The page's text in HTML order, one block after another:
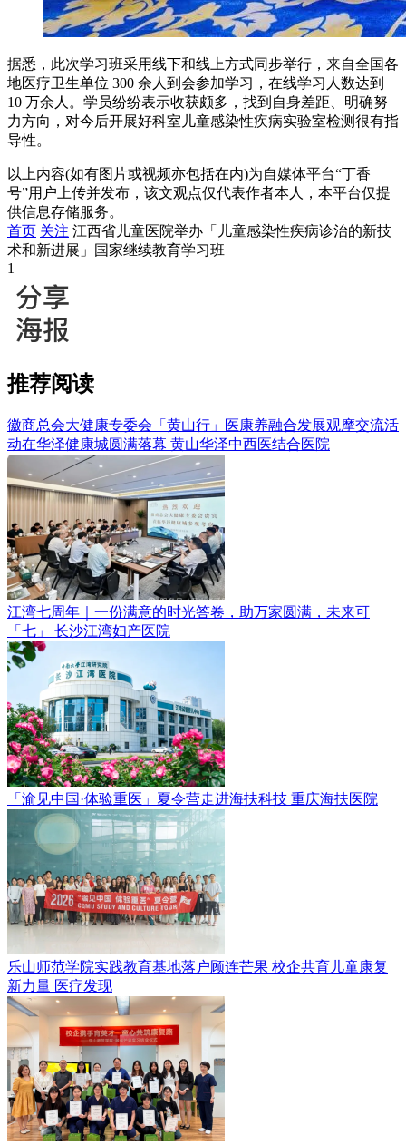
据悉，此次学习班采用线下和线上方式同步举行，来自全国各
地医疗卫生单位 300 余人到会参加学习，在线学习人数达到
10 万余人。学员纷纷表示收获颇多，找到自身差距、明确努
力方向，对今后开展好科室儿童感染性疾病实验室检测很有指
导性。
以上内容(如有图片或视频亦包括在内)为自媒体平台“丁香
号”用户上传并发布，该文观点仅代表作者本人，本平台仅提
供信息存储服务。
首页 关注 江西省儿童医院举办「儿童感染性疾病诊治的新技
术和新进展」国家继续教育学习班
1
推荐阅读
徽商总会大健康专委会「黄山行」医康养融合发展观摩交流活
动在华泽健康城圆满落幕 黄山华泽中西医结合医院
江湾七周年｜一份满意的时光答卷，助万家圆满，未来可
「七」 长沙江湾妇产医院
「渝见中国·体验重医」夏令营走进海扶科技 重庆海扶医院
乐山师范学院实践教育基地落户顾连芒果 校企共育儿童康复
新力量 医疗发现